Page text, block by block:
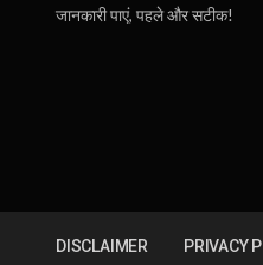
जानकारी पाएं, पहले और सटीक!
DISCLAIMER PRIVACY